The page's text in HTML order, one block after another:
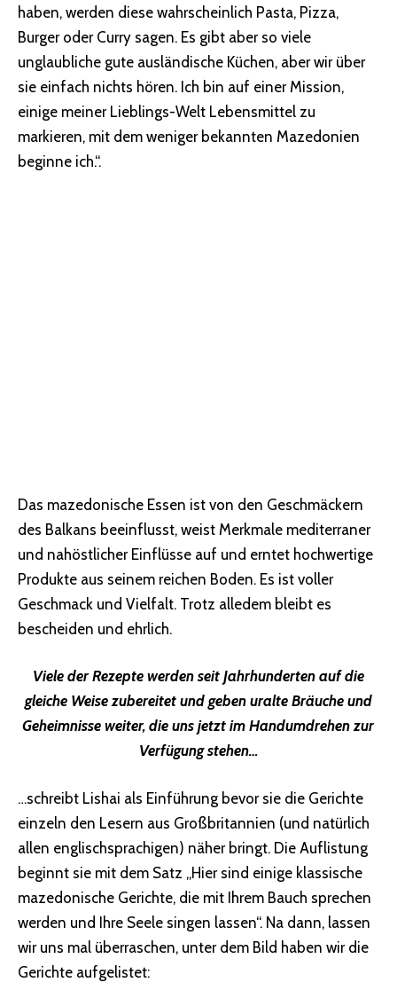
haben, werden diese wahrscheinlich Pasta, Pizza,
Burger oder Curry sagen. Es gibt aber so viele
unglaubliche gute ausländische Küchen, aber wir über
sie einfach nichts hören. Ich bin auf einer Mission,
einige meiner Lieblings-Welt Lebensmittel zu
markieren, mit dem weniger bekannten Mazedonien
beginne ich.“.
Das mazedonische Essen ist von den Geschmäckern
des Balkans beeinflusst, weist Merkmale mediterraner
und nahöstlicher Einflüsse auf und erntet hochwertige
Produkte aus seinem reichen Boden. Es ist voller
Geschmack und Vielfalt. Trotz alledem bleibt es
bescheiden und ehrlich.
Viele der Rezepte werden seit Jahrhunderten auf die
gleiche Weise zubereitet und geben uralte Bräuche und
Geheimnisse weiter, die uns jetzt im Handumdrehen zur
Verfügung stehen…
…schreibt Lishai als Einführung bevor sie die Gerichte
einzeln den Lesern aus Großbritannien (und natürlich
allen englischsprachigen) näher bringt. Die Auflistung
beginnt sie mit dem Satz „Hier sind einige klassische
mazedonische Gerichte, die mit Ihrem Bauch sprechen
werden und Ihre Seele singen lassen“. Na dann, lassen
wir uns mal überraschen, unter dem Bild haben wir die
Gerichte aufgelistet: